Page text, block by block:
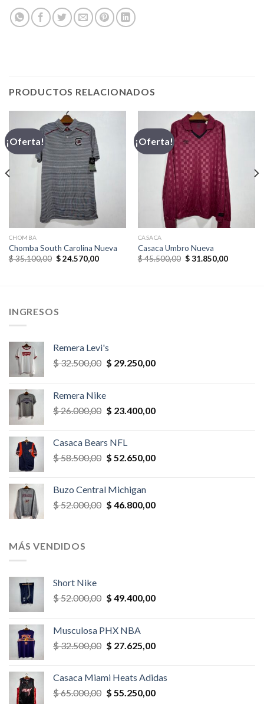
PRODUCTOS RELACIONADOS
¡Oferta!
CHOMBA
Chomba South Carolina Nueva
$35.100,00 El
$24.570,00El
¡Oferta!
CASACA
Casaca Umbro Nueva
$45.500,00 El
$31.850,00El
INGRESOS
Remera Levi's
$32.500,00 El
era:
$ 32.500,00.
$ 29.250,00El
$ 29.250,00.
Remera Nike
$26.000,00 El
era:
$ 26.000,00.
$ 23.400,00El
$ 23.400,00.
Casaca Bears NFL
$58.500,00 El
era:
$ 58.500,00.
$ 52.650,00El
$ 52.650,00.
Buzo Central Michigan
$52.000,00 El
$ 46.800,00El
MÁS VENDIDOS
Short Nike
$52.000,00 El
era:
$ 52.000,00.
$ 49.400,00El
$ 49.400,00.
Musculosa PHX NBA
$32.500,00 El
era:
$ 32.500,00.
$ 27.625,00El
es:
$ 27.625,00.
Casaca Miami Heats Adidas
$65.000,00 El
$ 55.250,00El